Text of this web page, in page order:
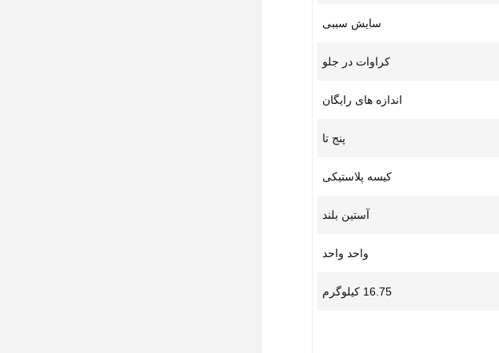
سایش سببی
کراوات در جلو
اندازه های رایگان
پنج تا
کیسه پلاستیکی
آستین بلند
واحد واحد
16.75 کیلوگرم